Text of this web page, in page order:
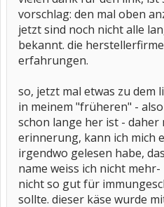
vorschlag: den mal oben
jetzt sind noch nicht alle
bekannt. die
erfahrungen.
so, jetzt mal etwas zu dem
in meinem "früheren" -
schon lange her ist -
erinnerung, kann ich mich
irgendwo gelesen habe,
name weiss ich nicht mehr-
nicht so gut für
sollte. dieser käse wurde